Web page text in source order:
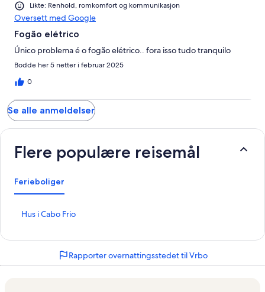
Likte: Renhold, romkomfort og kommunikasjon
Oversett med Google
Fogão elétrico
Único problema é o fogão elétrico.. fora isso tudo tranquilo
Bodde her 5 netter i februar 2025
0
Se alle anmeldelser
Flere populære reisemål
Ferieboliger
Hus i Cabo Frio
L
o
Rapporter overnattingsstedet til Vrbo